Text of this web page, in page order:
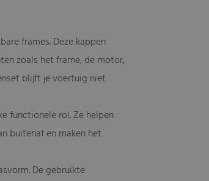
frames. Deze kappen
zoals het frame, de motor,
blijft je voertuig niet
functionele rol. Ze helpen
buitenaf en maken het
De gebruikte